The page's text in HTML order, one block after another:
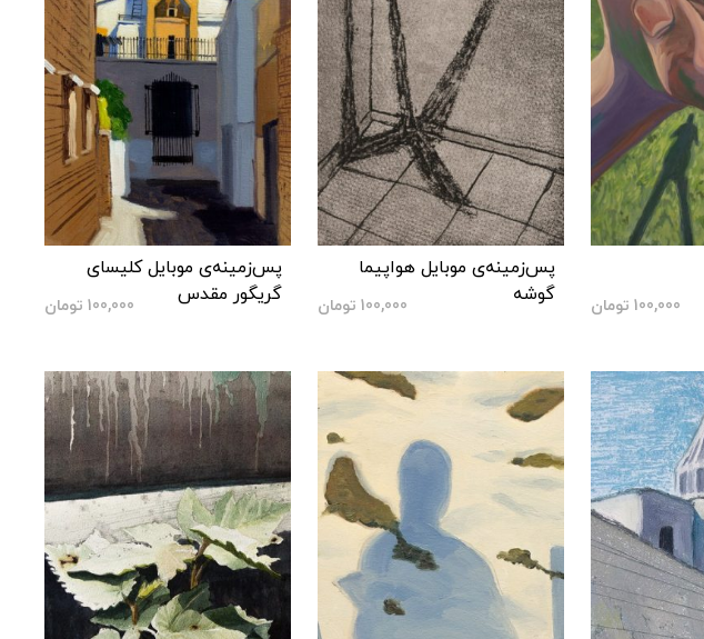
100,000 تومان
پس‌زمینه‌ی موبایل هواپیما
گوشه
100,000 تومان
پس‌زمینه‌ی موبایل کلیسای
گریگور مقدس
100,000 تومان